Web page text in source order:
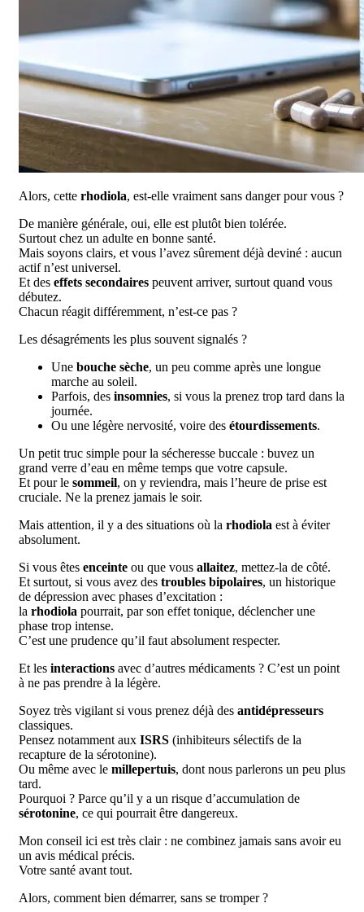
Alors, cette rhodiola, est-elle vraiment sans danger pour vous ?
De manière générale, oui, elle est plutôt bien tolérée.
Surtout chez un adulte en bonne santé.
Mais soyons clairs, et vous l’avez sûrement déjà deviné : aucun
actif n’est universel.
Et des effets secondaires peuvent arriver, surtout quand vous
débutez.
Chacun réagit différemment, n’est-ce pas ?
Les désagréments les plus souvent signalés ?
Une bouche sèche, un peu comme après une longue
marche au soleil.
Parfois, des insomnies, si vous la prenez trop tard dans la
journée.
Ou une légère nervosité, voire des étourdissements.
Un petit truc simple pour la sécheresse buccale : buvez un
grand verre d’eau en même temps que votre capsule.
Et pour le sommeil, on y reviendra, mais l’heure de prise est
cruciale. Ne la prenez jamais le soir.
Mais attention, il y a des situations où la rhodiola est à éviter
absolument.
Si vous êtes enceinte ou que vous allaitez, mettez-la de côté.
Et surtout, si vous avez des troubles bipolaires, un historique
de dépression avec phases d’excitation :
la rhodiola pourrait, par son effet tonique, déclencher une
phase trop intense.
C’est une prudence qu’il faut absolument respecter.
Et les interactions avec d’autres médicaments ? C’est un point
à ne pas prendre à la légère.
Soyez très vigilant si vous prenez déjà des antidépresseurs
classiques.
Pensez notamment aux ISRS (inhibiteurs sélectifs de la
recapture de la sérotonine).
Ou même avec le millepertuis, dont nous parlerons un peu plus
tard.
Pourquoi ? Parce qu’il y a un risque d’accumulation de
sérotonine, ce qui pourrait être dangereux.
Mon conseil ici est très clair : ne combinez jamais sans avoir eu
un avis médical précis.
Votre santé avant tout.
Alors, comment bien démarrer, sans se tromper ?